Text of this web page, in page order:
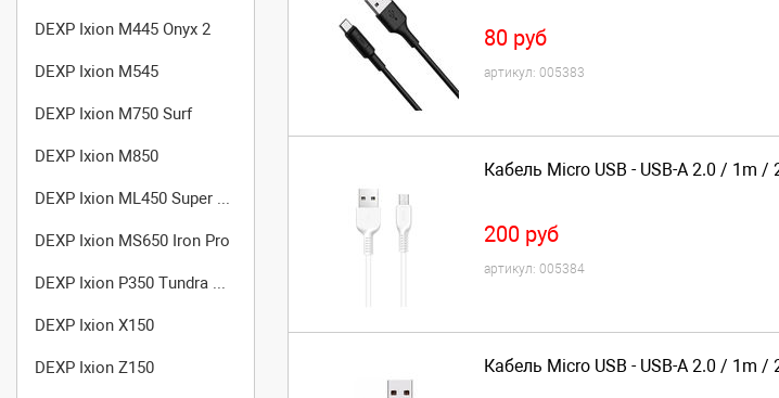
DEXP Ixion M445 Onyx 2
DEXP Ixion M545
DEXP Ixion M750 Surf
DEXP Ixion M850
DEXP Ixion ML450 Super Force
DEXP Ixion MS650 Iron Pro
DEXP Ixion P350 Tundra Rev.2
DEXP Ixion X150
DEXP Ixion Z150
80 руб
артикул: 005383
Кабель Micro USB - USB-A 2.0 / 1m /
200 руб
артикул: 005384
Кабель Micro USB - USB-A 2.0 / 1m /